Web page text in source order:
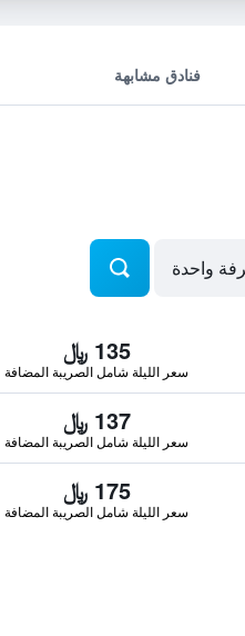
فنادق مشابهة
135 ﷼
سعر الليلة شامل الصريبة المضافة
137 ﷼
سعر الليلة شامل الصريبة المضافة
175 ﷼
سعر الليلة شامل الصريبة المضافة